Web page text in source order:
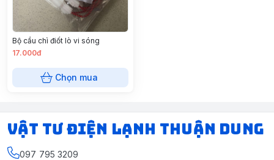
Bộ cầu chì điốt lò vi sóng
17.000đ
Chọn mua
VẬT TƯ ĐIỆN LẠNH THUẬN DUNG
097 795 3209